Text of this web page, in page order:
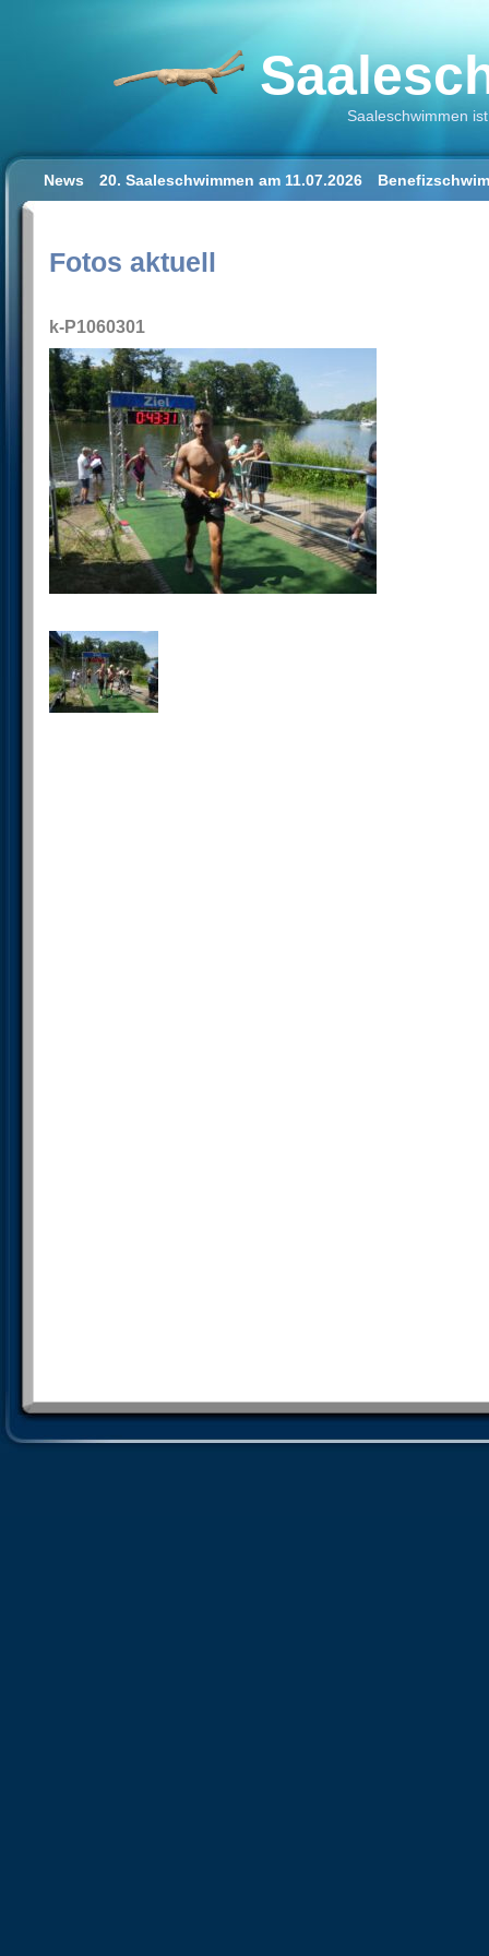
Saaleschwimmen
News 20. Saaleschwimmen am 11.07.2026
Fotos aktuell
k-P1060301